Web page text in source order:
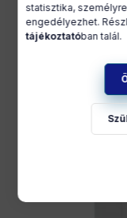
statisztika,
engedélyezhet.
tájékoztatóban talál.